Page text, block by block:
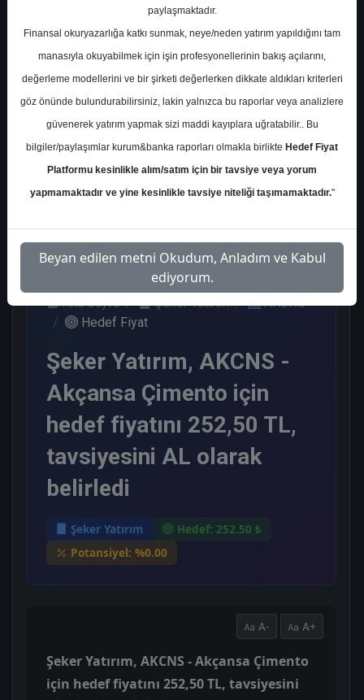
Ortalama Getiri Potansiyeli
Kurum Sayısı
8
3 2
Get.
3
Ana Sayfa Şeker Yatırım
AKCNS
Hedef Fiyat
Şeker Yatırım, AKCNS -
Akçansa Çimento için
hedef fiyatını 252,50 TL,
tavsiyesini AL olarak
belirledi
Şeker Yatırım
Hedef: 252.50 ₺
Potansiyel: %0.00
A- A+
Şeker Yatırım, AKCNS - Akçansa Çimento
için hedef fiyatını 252,50 TL, tavsiyesini
paylaşmaktadır.
Finansal okuryazarlığa katkı sunmak, neye/neden yatırım yapıldığını tam
manasıyla okuyabilmek için işin profesyonellerinin bakış açılarını,
değerleme modellerini ve bir şirketi değerlerken dikkate aldıkları kriterleri
göz önünde bulundurabilirsiniz, lakin yalnızca bu raporlar veya analizlere
güvenerek yatırım yapmak sizi maddi kayıplara uğratabilir.. Bu
bilgiler/paylaşımlar kurum&banka raporları olmakla birlikte Hedef Fiyat
Platformu kesinlikle alım/satım için bir tavsiye veya yorum
yapmamaktadır ve yine kesinlikle tavsiye niteliği taşımamaktadır."
Beyan edilen metni Okudum, Anladım ve Kabul
ediyorum.